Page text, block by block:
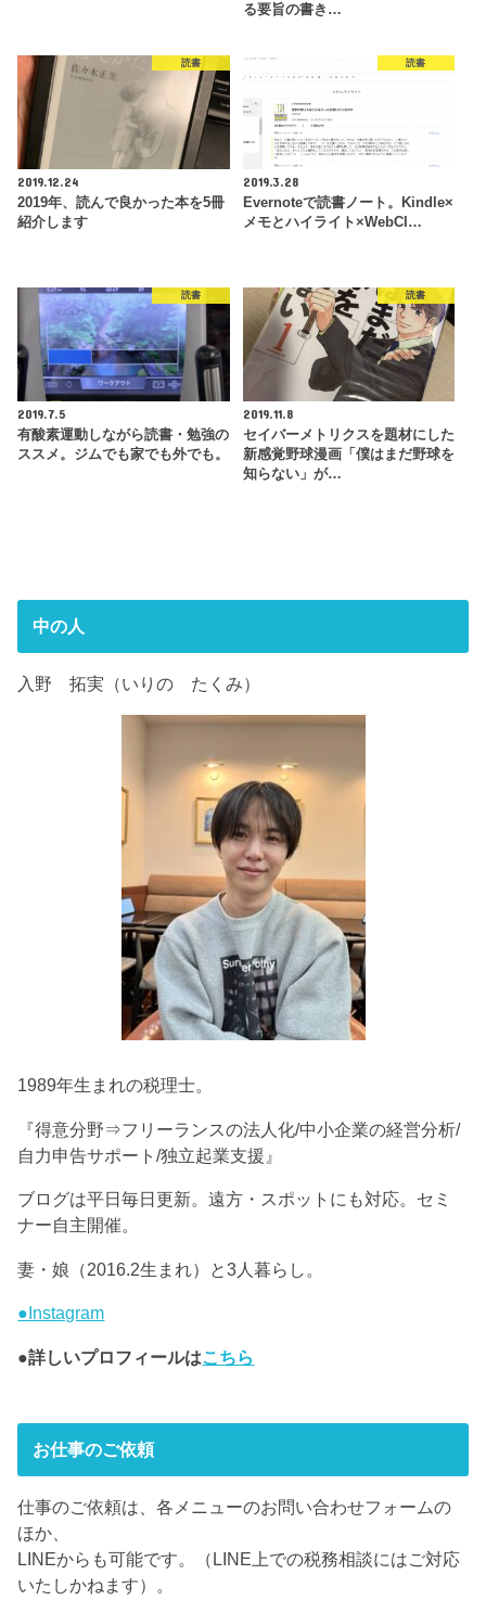
る要旨の書き…
読書
2019.12.24
2019年、読んで良かった本を5冊
紹介します
読書
2019.3.28
Evernoteで読書ノート。Kindle×
メモとハイライト×WebCl…
読書
2019.7.5
有酸素運動しながら読書・勉強の
ススメ。ジムでも家でも外でも。
読書
2019.11.8
セイバーメトリクスを題材にした
新感覚野球漫画「僕はまだ野球を
知らない」が…
中の人
入野 拓実（いりの たくみ）
1989年生まれの税理士。
『得意分野⇒フリーランスの法人化/中小企業の経営分析/
自力申告サポート/独立起業支援』
ブログは平日毎日更新。遠方・スポットにも対応。セミ
ナー自主開催。
妻・娘（2016.2生まれ）と3人暮らし。
●Instagram
●詳しいプロフィールはこちら
お仕事のご依頼
仕事のご依頼は、各メニューのお問い合わせフォームの
ほか、
LINEからも可能です。（LINE上での税務相談にはご対応
いたしかねます）。